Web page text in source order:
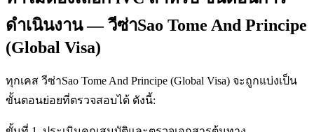
ดำเนินงาน — วีซ่าSao Tome And Principe
(Global Visa)
ทุกเคส วีซ่าSao Tome And Principe (Global Visa) จะถูกแบ่งเป็น
ขั้นตอนย่อยที่ตรวจสอบได้ ดังนี้: